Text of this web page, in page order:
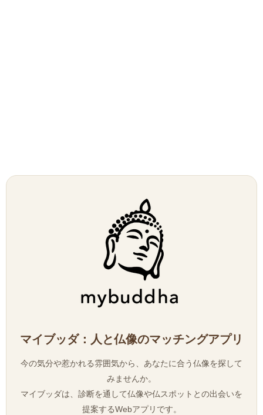
マイブッダ：人と仏像のマッチングアプリ
今の気分や惹かれる雰囲気から、あなたに合う仏像を探して
みませんか。
マイブッダは、診断を通して仏像や仏スポットとの出会いを
提案するWebアプリです。